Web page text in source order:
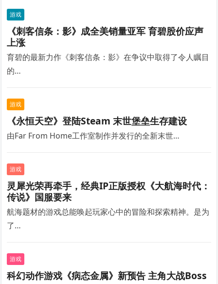
游戏
《刺客信条：影》成全美销量亚军 育碧股价应声
上涨
育碧的最新力作《刺客信条：影》在争议中取得了令人瞩目
的…
游戏
《永恒天空》登陆Steam 末世堡垒生存建设
由Far From Home工作室制作并发行的全新末世…
游戏
灵犀光荣再牵手，经典IP正版授权《大航海时代：
传说》国服要来
航海题材的游戏总能唤起玩家心中的冒险和探索精神。是为
了…
游戏
科幻动作游戏《病态金属》新预告 主角大战Boss